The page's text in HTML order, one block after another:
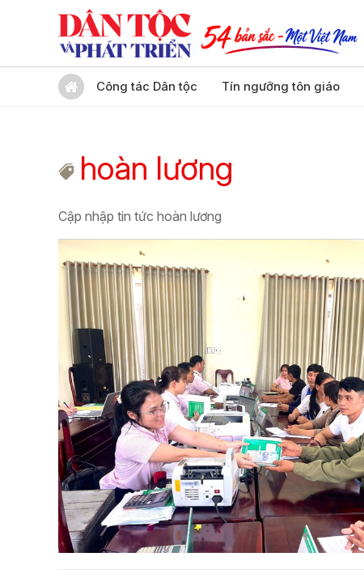
Công tác Dân tộc Tín ngưỡng tôn giáo
hoàn lương
Cập nhập tin tức hoàn lương